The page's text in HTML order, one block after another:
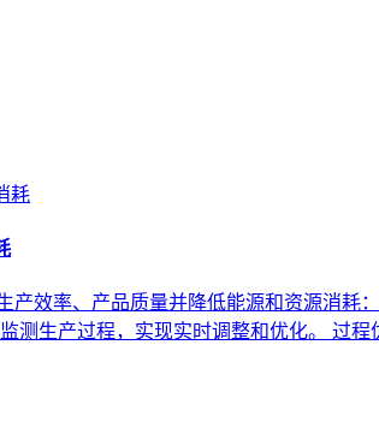
效率、产品质量并降低能源和资源消耗
测生产过程，实现实时调整和优化。 过